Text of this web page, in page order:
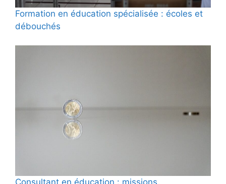
Formation en éducation spécialisée : écoles et
débouchés
Consultant en éducation : missions,